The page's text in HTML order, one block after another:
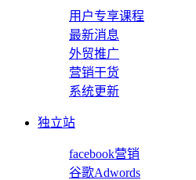
用户专享课程
最新消息
外贸推广
营销干货
系统更新
独立站
facebook营销
谷歌Adwords